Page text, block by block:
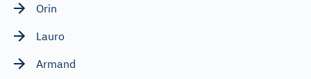
Orin
Lauro
Armand